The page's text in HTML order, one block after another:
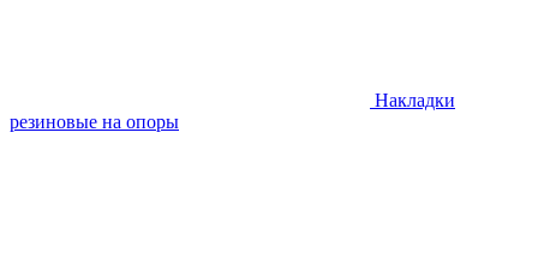
Накладки
резиновые на опоры